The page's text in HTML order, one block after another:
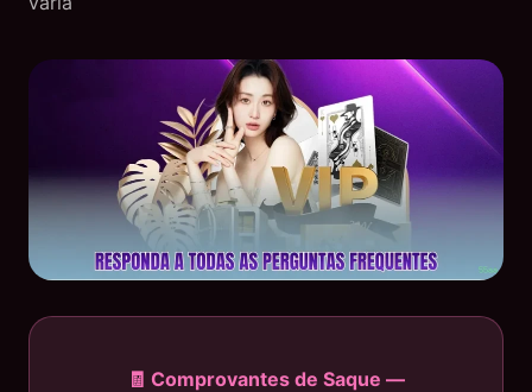
🧾 Comprovantes de Saque —